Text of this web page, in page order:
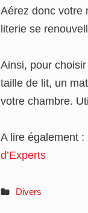
Aérez donc votre
literie se
Ainsi, pour
taille de lit, un
votre chambre.
A lire également :
d’Experts
Divers